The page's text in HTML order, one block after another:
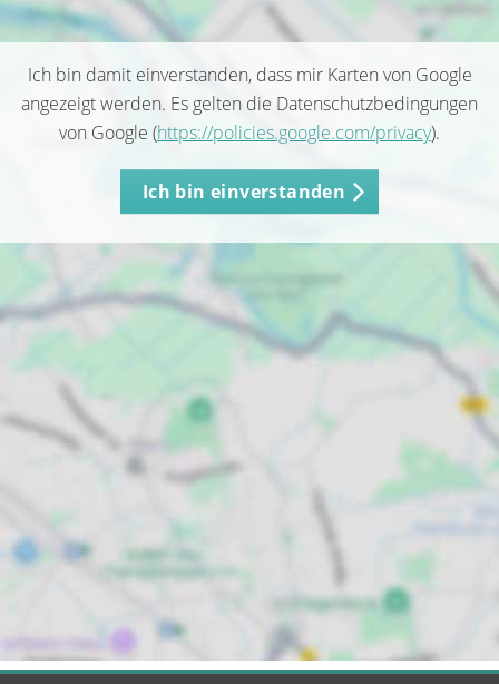
Ich bin damit einverstanden, dass mir Karten von Google
angezeigt werden. Es gelten die Datenschutzbedingungen
von Google (https://policies.google.com/privacy).
Ich bin einverstanden